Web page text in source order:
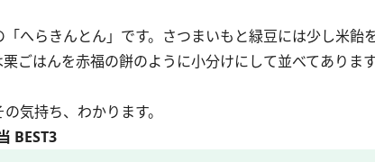
へらきんとん」です。さつまいもと緑豆には少し米飴
ごはんを赤福の餅のように小分けにして並べてありま
気持ち、わかります。
BEST3